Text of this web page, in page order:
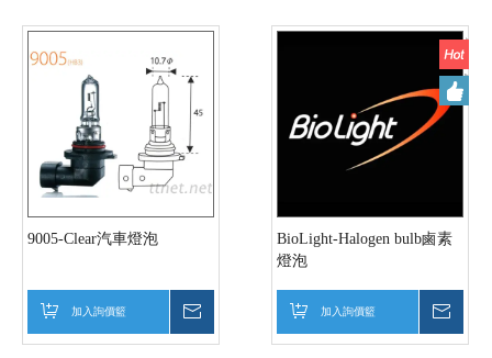
9005-Clear汽車燈泡
加入詢價籃
BioLight-Halogen bulb鹵素
燈泡
加入詢價籃